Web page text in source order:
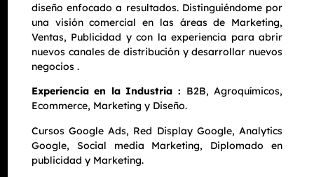
diseño enfocado a resultados. Distinguiéndome por
una visión comercial en las áreas de Marketing,
Ventas, Publicidad y con la experiencia para abrir
nuevos canales de distribución y desarrollar nuevos
negocios .
Experiencia en la Industria : B2B, Agroquímicos,
Ecommerce, Marketing y Diseño.
Cursos Google Ads, Red Display Google, Analytics
Google, Social media Marketing, Diplomado en
publicidad y Marketing.